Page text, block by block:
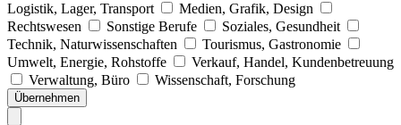
Logistik, Lager, Transport
Medien, Grafik, Design
Rechtswesen
Sonstige Berufe
Soziales, Gesundheit
Technik, Naturwissenschaften
Tourismus, Gastronomie
Umwelt, Energie, Rohstoffe
Verkauf, Handel, Kundenbetreuung
Verwaltung, Büro
Wissenschaft, Forschung
Übernehmen